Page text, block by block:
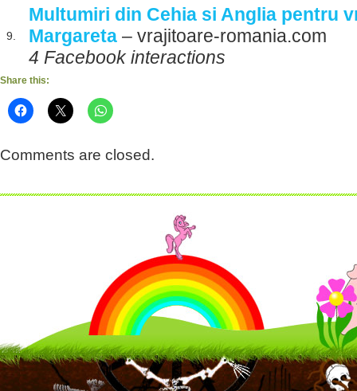
9.
Multumiri din Cehia si Anglia pentru
Margareta – vrajitoare-romania.com
4 Facebook interactions
Share this:
Comments are closed.